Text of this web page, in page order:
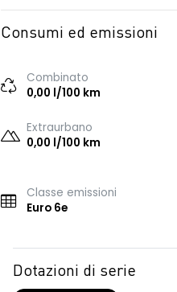
Consumi ed emissioni
Combinato
0,00 l/100 km
Extraurbano
0,00 l/100 km
Classe emissioni
Euro 6e
Dotazioni di serie